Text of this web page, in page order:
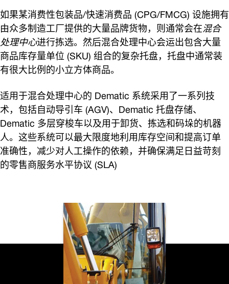
如果某消费性包装品/快速消费品 (CPG/FMCG) 设施拥有
由众多制造工厂提供的大量品牌货物，则通常会在混合
处理中心进行拣选。然后混合处理中心会运出包含大量
商品库存量单位 (SKU) 组合的复杂托盘，托盘中通常装
有很大比例的小立方体商品。
适用于混合处理中心的 Dematic 系统采用了一系列技
术，包括自动导引车 (AGV)、Dematic 托盘存储、
Dematic 多层穿梭车以及用于卸货、拣选和码垛的机器
人。这些系统可以最大限度地利用库存空间和提高订单
准确性，减少对人工操作的依赖，并确保满足日益苛刻
的零售商服务水平协议 (SLA)